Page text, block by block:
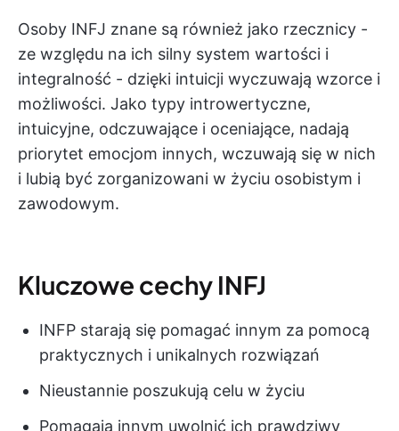
Osoby INFJ znane są również jako rzecznicy -
ze względu na ich silny system wartości i
integralność - dzięki intuicji wyczuwają wzorce i
możliwości. Jako typy introwertyczne,
intuicyjne, odczuwające i oceniające, nadają
priorytet emocjom innych, wczuwają się w nich
i lubią być zorganizowani w życiu osobistym i
zawodowym.
Kluczowe cechy INFJ
INFP starają się pomagać innym za pomocą
praktycznych i unikalnych rozwiązań
Nieustannie poszukują celu w życiu
Pomagają innym uwolnić ich prawdziwy